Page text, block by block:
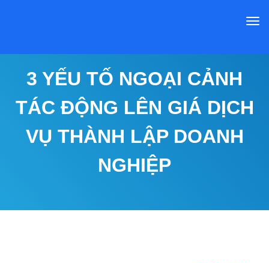
3 YẾU TỐ NGOẠI CẢNH
TÁC ĐỘNG LÊN GIÁ DỊCH
VỤ THÀNH LẬP DOANH
NGHIỆP